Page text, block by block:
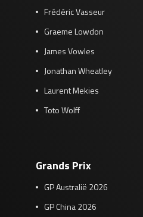
Frédéric Vasseur
Graeme Lowdon
James Vowles
Jonathan Wheatley
Laurent Mekies
Toto Wolff
Grands Prix
GP Australië 2026
GP China 2026